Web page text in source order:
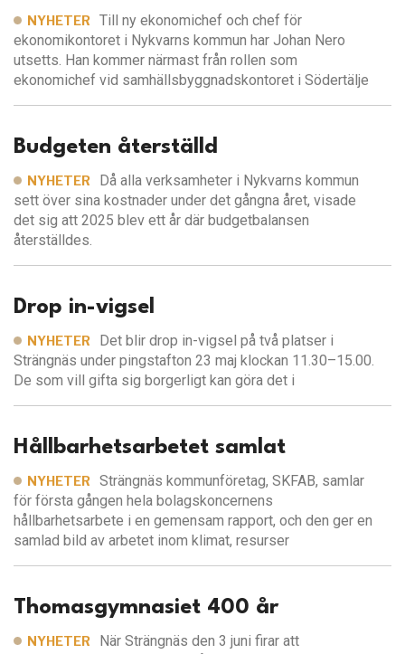
NYHETER Till ny ekonomichef och chef för
ekonomikontoret i Nykvarns kommun har Johan Nero
utsetts. Han kommer närmast från rollen som
ekonomichef vid samhällsbyggnadskontoret i Södertälje
Budgeten återställd
NYHETER
Då alla verksamheter i Nykvarns kommun
sett över sina kostnader under det gångna året, visade
det sig att 2025 blev ett år där budgetbalansen
återställdes.
Drop in-vigsel
NYHETER
Det blir drop in-vigsel på två platser i
Strängnäs under pingstafton 23 maj klockan 11.30–15.00.
De som vill gifta sig borgerligt kan göra det i
Hållbarhetsarbetet samlat
NYHETER Strängnäs kommunföretag, SKFAB, samlar
för första gången hela bolagskoncernens
hållbarhetsarbete i en gemensam rapport, och den ger en
samlad bild av arbetet inom klimat, resurser
Thomasgymnasiet 400 år
NYHETER
När Strängnäs den 3 juni firar att